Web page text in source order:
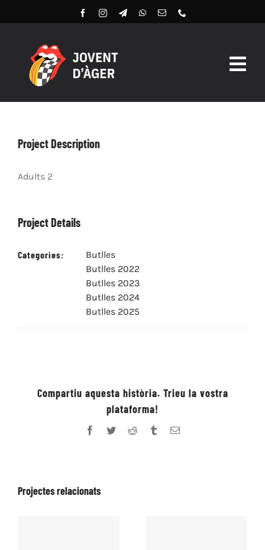
to
Llibret Digital 2026
Arxiu
Project Description
Adults 2
Project Details
Categories:
Butlles
Butlles 2022
Butlles 2023
Butlles 2024
Butlles 2025
Compartiu aquesta història. Trieu la vostra
plataforma!
Facebook
TwitterReddit TumblrEmail:
Projectes relacionats